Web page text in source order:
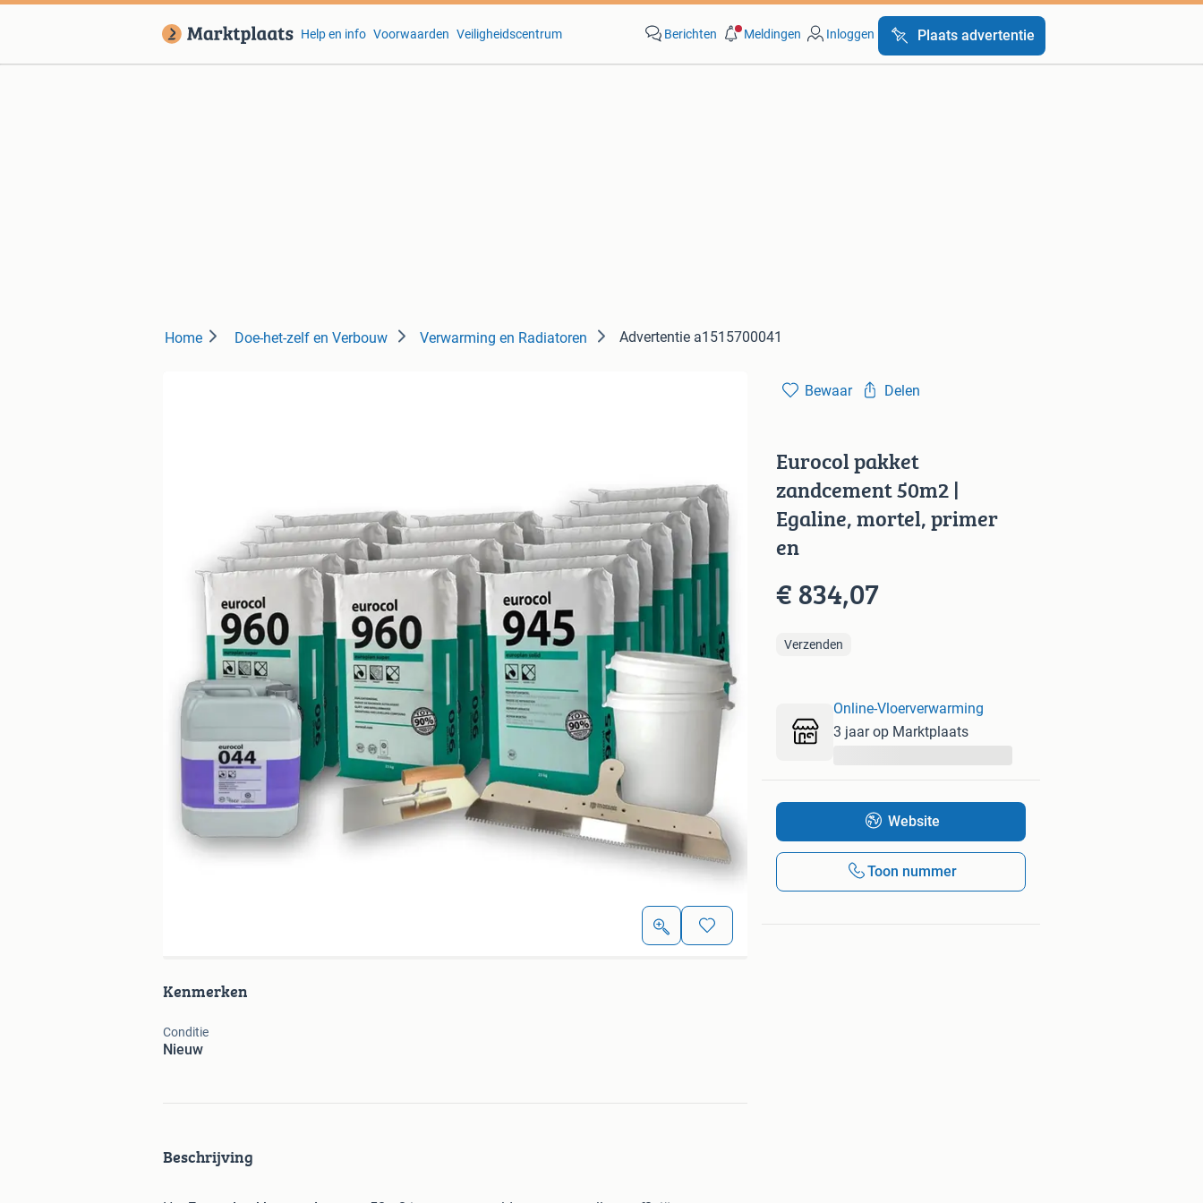
Help en info Voorwaarden Veiligheidscentrum Berichten Meldingen Inloggen Plaats advertentie
Home Doe-het-zelf en Verbouw Verwarming en Radiatoren Advertentie a1515700041
Kenmerken
Conditie
Nieuw
Beschrijving
Bewaar Delen
Eurocol pakket
zandcement 50m2 |
Egaline, mortel, primer
en
€ 834,07
Verzenden
Online-Vloerverwarming
3 jaar op Marktplaats
Website
Toon nummer